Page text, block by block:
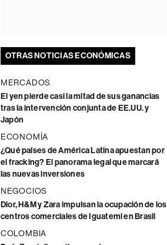
OTRAS NOTICIAS ECONÓMICAS
MERCADOS
El yen pierde casi la mitad de sus ganancias
tras la intervención conjunta de EE.UU. y
Japón
ECONOMÍA
¿Qué países de América Latina apuestan por
el fracking? El panorama legal que marcará
las nuevas inversiones
NEGOCIOS
Dior, H&M y Zara impulsan la ocupación de los
centros comerciales de Iguatemi en Brasil
COLOMBIA